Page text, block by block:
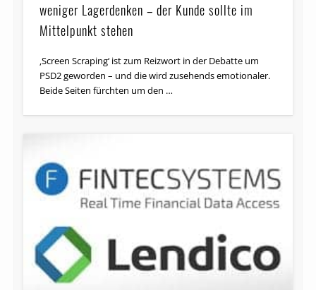
weniger Lagerdenken – der Kunde sollte im
Mittelpunkt stehen
‚Screen Scraping‘ ist zum Reizwort in der Debatte um
PSD2 geworden – und die wird zusehends emotionaler.
Beide Seiten fürchten um den …